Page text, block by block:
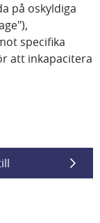
på oskyldiga
specifika
att inkapacitera